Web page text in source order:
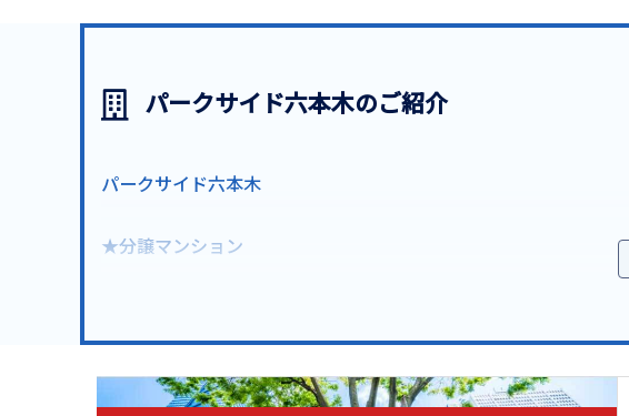
パークサイド六本木のご紹介
パークサイド六本木
★分譲マンション
東京メトロ日比谷線「六本木駅」徒歩３分
東京メトロ南北線「六本木一丁目駅」徒歩５分